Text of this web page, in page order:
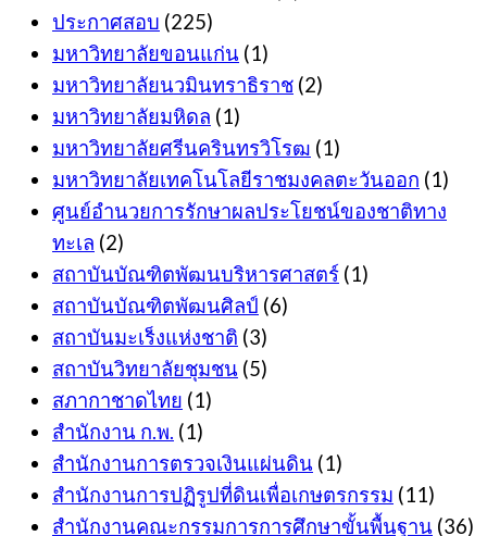
ประกาศสอบ (225)
มหาวิทยาลัยขอนแก่น (1)
มหาวิทยาลัยนวมินทราธิราช (2)
มหาวิทยาลัยมหิดล (1)
มหาวิทยาลัยศรีนครินทรวิโรฒ (1)
มหาวิทยาลัยเทคโนโลยีราชมงคลตะวันออก (1)
ศูนย์อำนวยการรักษาผลประโยชน์ของชาติทาง
ทะเล (2)
สถาบันบัณฑิตพัฒนบริหารศาสตร์ (1)
สถาบันบัณฑิตพัฒนศิลป์ (6)
สถาบันมะเร็งแห่งชาติ (3)
สถาบันวิทยาลัยชุมชน (5)
สภากาชาดไทย (1)
สำนักงาน ก.พ. (1)
สำนักงานการตรวจเงินแผ่นดิน (1)
สำนักงานการปฏิรูปที่ดินเพื่อเกษตรกรรม (11)
สำนักงานคณะกรรมการการศึกษาขั้นพื้นฐาน (36)